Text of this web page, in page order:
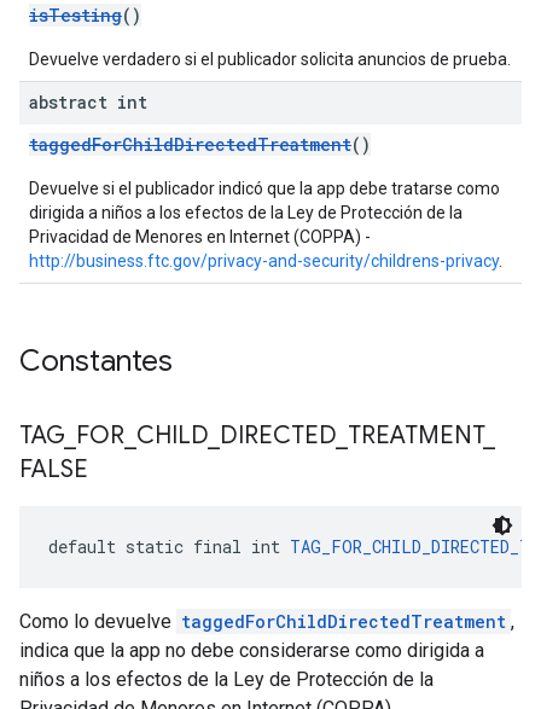
isTesting()
Devuelve verdadero si el publicador solicita anuncios de prueba.
abstract int
taggedForChildDirectedTreatment()
Devuelve si el publicador indicó que la app debe tratarse como
dirigida a niños a los efectos de la Ley de Protección de la
Privacidad de Menores en Internet (COPPA) -
http://business.ftc.gov/privacy-and-security/childrens-privacy.
Constantes
TAG FOR CHILD DIRECTED TREATMENT_
FALSE
default static final int
Como lo devuelve taggedForChildDirectedTreatment ,
indica que la app no debe considerarse como dirigida a
niños a los efectos de la Ley de Protección de la